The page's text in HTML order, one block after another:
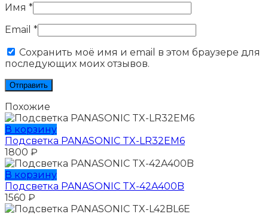
Имя *
Email *
Сохранить моё имя и email в этом браузере для
последующих моих отзывов.
Похожие
В корзину
Подсветка PANASONIC TX-LR32EM6
1800 ₽
В корзину
Подсветка PANASONIC TX-42A400B
1560 ₽